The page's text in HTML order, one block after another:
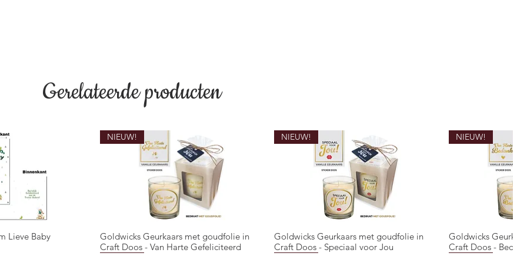
Gerelateerde producten
Lieve Baby Snel overzicht
NIEUW!
Goldwicks Geurkaars met goudfolie in
Craft Doos - Van Harte Gefeliciteerd
Snel overzicht
NIEUW!
Goldwicks Geurkaars met goudfolie in
Craft Doos - Speciaal voor Jou
Snel
NIEUW!
Goldwicks
Craft Doos -